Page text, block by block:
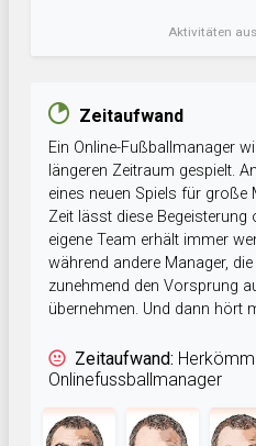
Aktivitäten
Zeitaufwand
Ein Online-Fußballmanager
längeren Zeitraum gespielt.
eines neuen Spiels für
Zeit lässt diese Begeisterung
eigene Team erhält immer
während andere Manager,
zunehmend den Vorsprung
übernehmen. Und dann hört
Zeitaufwand:
Onlinefussballmanager